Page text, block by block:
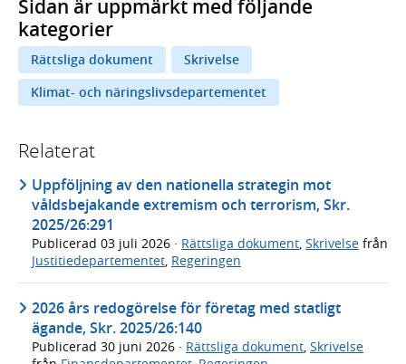
Sidan är uppmärkt med följande
kategorier
Rättsliga dokument
Skrivelse
Klimat- och näringslivsdepartementet
Relaterat
Uppföljning av den nationella strategin mot
våldsbejakande extremism och terrorism, Skr.
2025/26:291
Publicerad 03 juli 2026 · Rättsliga dokument, Skrivelse från
Justitiedepartementet, Regeringen
2026 års redogörelse för företag med statligt
ägande, Skr. 2025/26:140
Publicerad 30 juni 2026 · Rättsliga dokument Skrivelse